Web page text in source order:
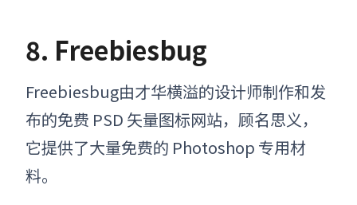
8. Freebiesbug
Freebiesbug由才华横溢的设计师制作和发
布的免费 PSD 矢量图标网站，顾名思义，
它提供了大量免费的 Photoshop 专用材
料。